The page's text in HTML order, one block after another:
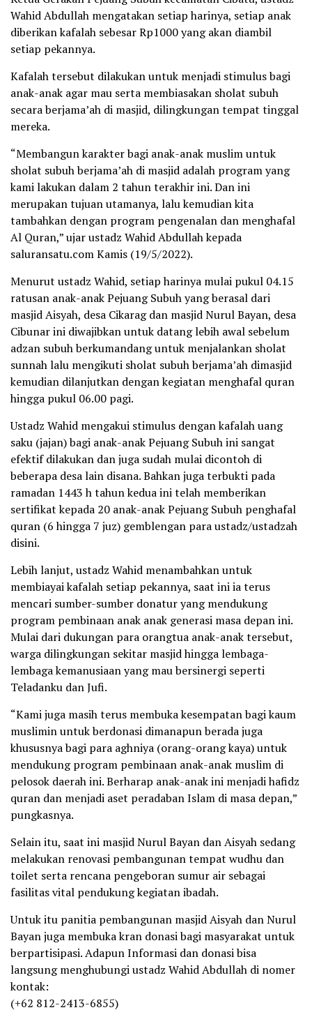
Wahid Abdullah mengatakan setiap harinya, setiap anak
diberikan kafalah sebesar Rp1000 yang akan diambil
setiap pekannya.
Kafalah tersebut dilakukan untuk menjadi stimulus bagi
anak-anak agar mau serta membiasakan sholat subuh
secara berjama’ah di masjid, dilingkungan tempat tinggal
mereka.
“Membangun karakter bagi anak-anak muslim untuk
sholat subuh berjama’ah di masjid adalah program yang
kami lakukan dalam 2 tahun terakhir ini. Dan ini
merupakan tujuan utamanya, lalu kemudian kita
tambahkan dengan program pengenalan dan menghafal
Al Quran,” ujar ustadz Wahid Abdullah kepada
saluransatu.com Kamis (19/5/2022).
Menurut ustadz Wahid, setiap harinya mulai pukul 04.15
ratusan anak-anak Pejuang Subuh yang berasal dari
masjid Aisyah, desa Cikarag dan masjid Nurul Bayan, desa
Cibunar ini diwajibkan untuk datang lebih awal sebelum
adzan subuh berkumandang untuk menjalankan sholat
sunnah lalu mengikuti sholat subuh berjama’ah dimasjid
kemudian dilanjutkan dengan kegiatan menghafal quran
hingga pukul 06.00 pagi.
Ustadz Wahid mengakui stimulus dengan kafalah uang
saku (jajan) bagi anak-anak Pejuang Subuh ini sangat
efektif dilakukan dan juga sudah mulai dicontoh di
beberapa desa lain disana. Bahkan juga terbukti pada
ramadan 1443 h tahun kedua ini telah memberikan
sertifikat kepada 20 anak-anak Pejuang Subuh penghafal
quran (6 hingga 7 juz) gemblengan para ustadz/ustadzah
disini.
Lebih lanjut, ustadz Wahid menambahkan untuk
membiayai kafalah setiap pekannya, saat ini ia terus
mencari sumber-sumber donatur yang mendukung
program pembinaan anak anak generasi masa depan ini.
Mulai dari dukungan para orangtua anak-anak tersebut,
warga dilingkungan sekitar masjid hingga lembaga-
lembaga kemanusiaan yang mau bersinergi seperti
Teladanku dan Jufi.
“Kami juga masih terus membuka kesempatan bagi kaum
muslimin untuk berdonasi dimanapun berada juga
khususnya bagi para aghniya (orang-orang kaya) untuk
mendukung program pembinaan anak-anak muslim di
pelosok daerah ini. Berharap anak-anak ini menjadi hafidz
quran dan menjadi aset peradaban Islam di masa depan,”
pungkasnya.
Selain itu, saat ini masjid Nurul Bayan dan Aisyah sedang
melakukan renovasi pembangunan tempat wudhu dan
toilet serta rencana pengeboran sumur air sebagai
fasilitas vital pendukung kegiatan ibadah.
Untuk itu panitia pembangunan masjid Aisyah dan Nurul
Bayan juga membuka kran donasi bagi masyarakat untuk
berpartisipasi. Adapun Informasi dan donasi bisa
langsung menghubungi ustadz Wahid Abdullah di nomer
kontak:
(+62 812-2413-6855)